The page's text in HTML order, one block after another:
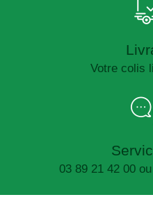
Votre colis
03 89 21 42 00